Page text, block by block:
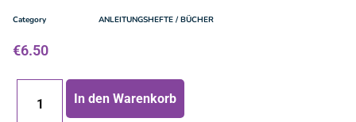
Category ANLEITUNGSHEFTE / BÜCHER
€6.50
In den Warenkorb